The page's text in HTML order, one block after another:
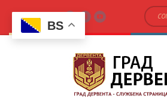
BS